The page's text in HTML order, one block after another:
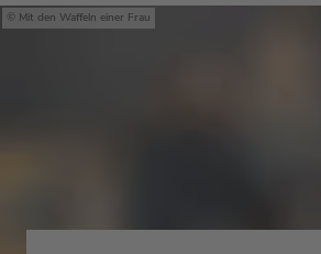
Mit den Waffeln einer Frau